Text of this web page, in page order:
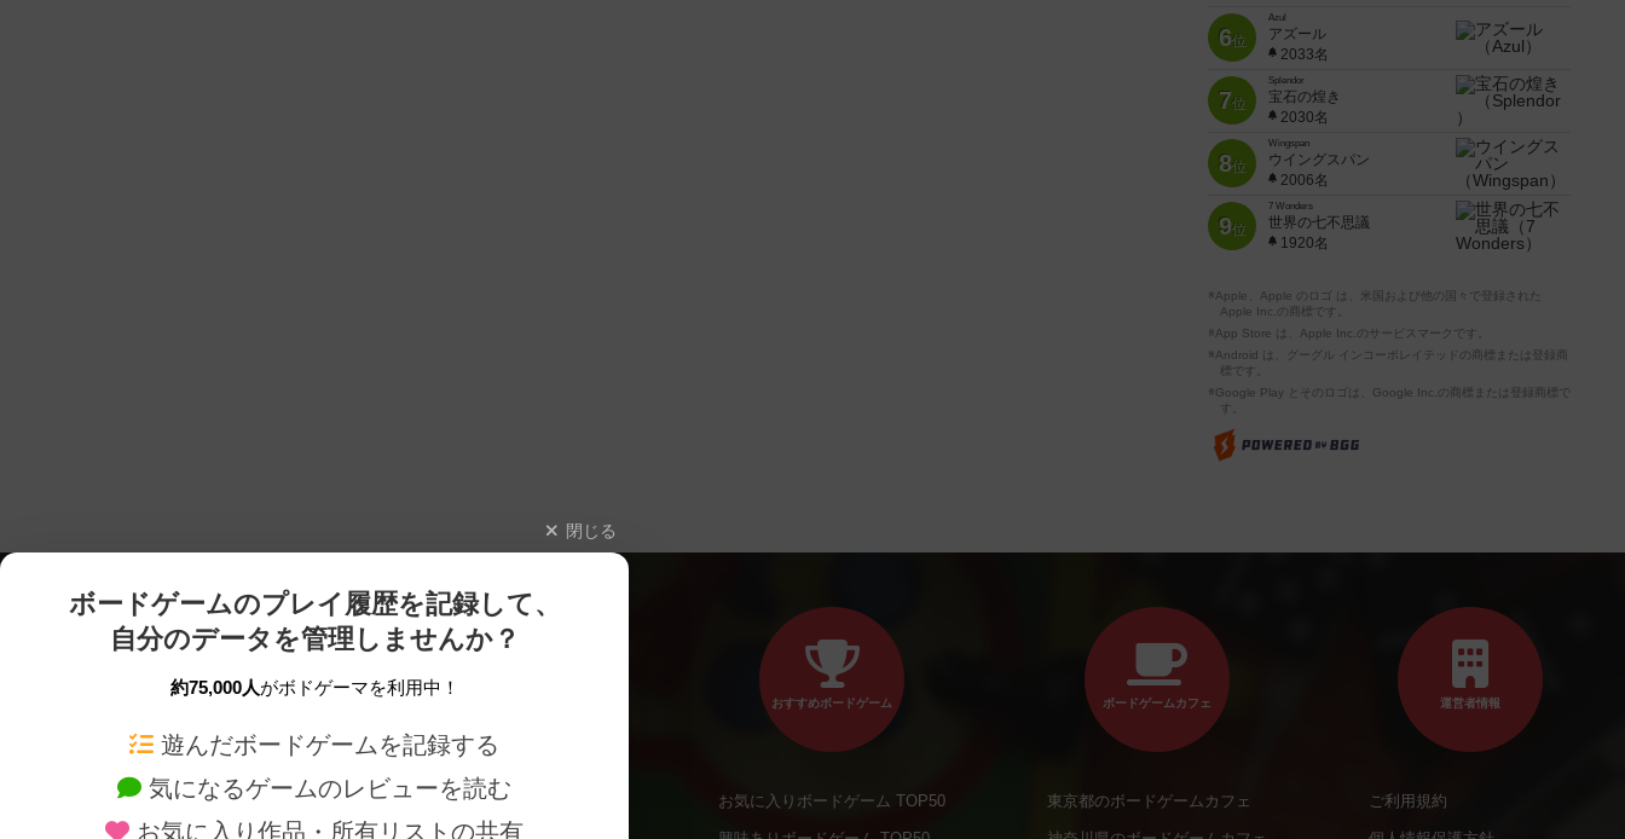
6位
Azul
アズール
2033名
7位
Splendor
宝石の煌き
2030名
8位
Wingspan
ウイングスパン
2006名
9位
7 Wonders
世界の七不思議
1920名
※Apple、Apple のロゴ は、米国および他の国々で登録された
Apple Inc.の商標です。
※App Store は、Apple Inc.のサービスマークです。
※Android は、グーグル インコーポレイテッドの商標または登録商
標です。
※Google Play とそのロゴは、Google Inc.の商標または登録商標で
す。
閉じる
ボードゲームのプレイ履歴を記録して、
自分のデータを管理しませんか？
約75,000人がボドゲーマを利用中！
遊んだボードゲームを記録する
気になるゲームのレビューを読む
お気に入り作品・所有リストの共有
ボードゲームを検索する 新作・再入荷情報
おすすめボードゲーム
お気に入りボードゲーム TOP50
ボードゲームカフェ
東京都のボードゲームカフェ
運営者情報
ご利用規約